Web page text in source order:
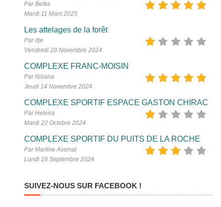
Par Belka
Mardi 11 Mars 2025
Les attelages de la forêt
Par dje
Vendredi 29 Novembre 2024
COMPLEXE FRANC-MOISIN
Par Nisana
Jeudi 14 Novembre 2024
COMPLEXE SPORTIF ESPACE GASTON CHIRAC
Par Helena
Mardi 22 Octobre 2024
COMPLEXE SPORTIF DU PUITS DE LA ROCHE
Par Martine Assmat
Lundi 16 Septembre 2024
SUIVEZ-NOUS SUR FACEBOOK !